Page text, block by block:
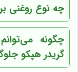
چه نوع روغنی
چگونه
گریدر هپکو